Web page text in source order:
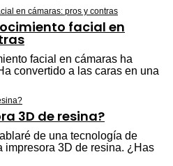
facial en
facial en cámaras ha
convertido a las caras en una
3D de resina?
de una tecnología de
impresora 3D de resina. ¿Has